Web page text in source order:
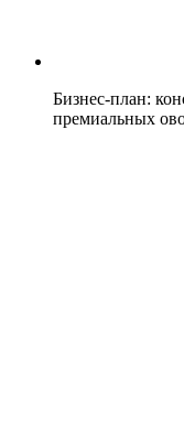
Бизнес-план:
премиальных